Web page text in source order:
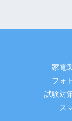
家電
フォ
試験対
ス